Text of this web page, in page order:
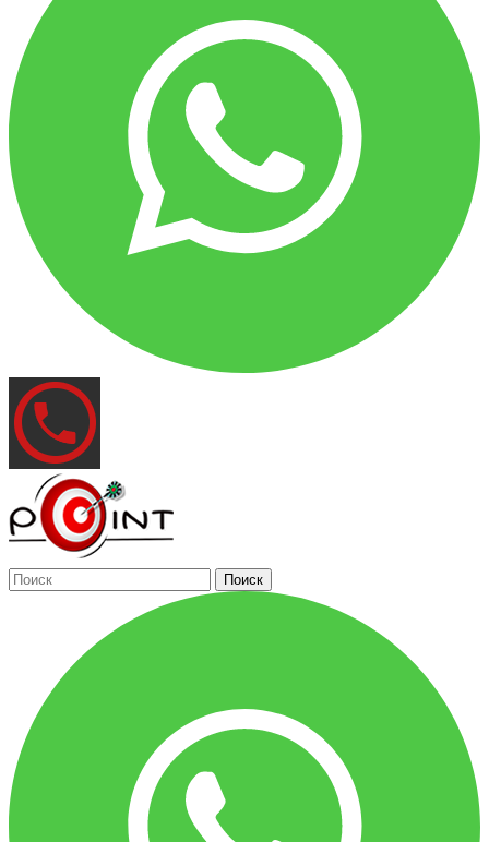
Поиск